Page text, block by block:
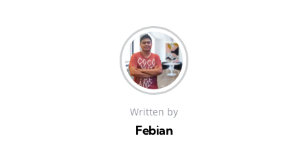
Written by
Febian